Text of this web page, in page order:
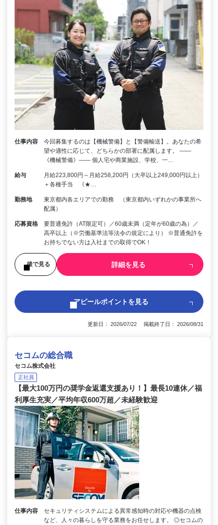
仕事内容
今回募集するのは【機械警備】と【警備輸送】。あなたの希
望や適性に応じて、どちらかの部署に配属します。 ――
《機械警備》―― 個人宅や商業施設、学校、一…
給与
月給223,800円～月給258,200円（大卒以上249,000円以上）
＋各種手当 《★…
勤務地
東京都内各エリアでの勤務 （東京都内いずれかの事業所へ
配属）
応募資格
要普通免許（AT限定可）／60歳未満（定年が60歳の為）／
高卒以上（※労働基準法等法令の規定により） ※普通免許を
お持ちでない方は入社までの取得でOK！
後で見る 詳細を見る
アピールポイントを見る
更新日： 2026/07/22 掲載終了日： 2026/08/31
セコムの総合職
セコム株式会社
正社員
【最大100万円の奨学金返還支援あり！】最長10連休／福
利厚生充実／平均年収600万超／未経験歓迎
仕事内容
セキュリティシステムによる異常感知時の対応や機器の点検
など、人々の暮らしを守る業務をお任せします。 ◎セコムの